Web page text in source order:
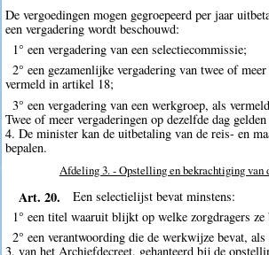
De vergoedingen mogen gegroepeerd per jaar
een vergadering wordt beschouwd:
1° een vergadering van een selectiecommissie;
2° een gezamenlijke vergadering van twee of
vermeld in artikel 18;
3° een vergadering van een werkgroep, als
Twee of meer vergaderingen op dezelfde dag
4. De minister kan de uitbetaling van de reis- en
bepalen.
Afdeling 3. - Opstelling en bekrachtiging van
Art. 20.
Een selectielijst bevat minstens:
1° een titel waaruit blijkt op welke zorgdragers
2° een verantwoording die de werkwijze bevat,
3, van het Archiefdecreet, gehanteerd bij de